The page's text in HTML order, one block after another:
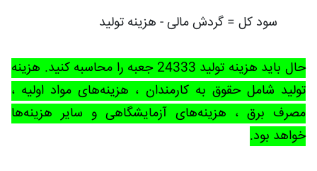
سود کل = گردش مالی - هزینه تولید
حال باید هزینه تولید 24333 جعبه را محاسبه کنید. هزینه
تولید شامل حقوق به کارمندان ، هزینه‌های مواد اولیه ،
مصرف برق ، هزینه‌های آزمایشگاهی و سایر هزینه‌ها
خواهد بود.